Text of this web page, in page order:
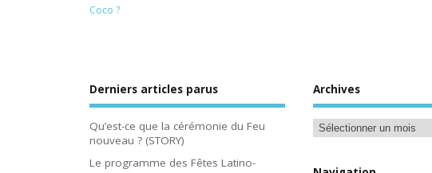
Coco ?
Derniers articles parus
Qu’est-ce que la cérémonie du Feu
nouveau ? (STORY)
Le programme des Fêtes Latino-
Archives